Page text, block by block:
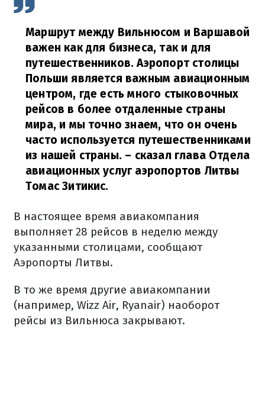
Маршрут между Вильнюсом и Варшавой
важен как для бизнеса, так и для
путешественников. Аэропорт столицы
Польши является важным авиационным
центром, где есть много стыковочных
рейсов в более отдаленные страны
мира, и мы точно знаем, что он очень
часто используется путешественниками
из нашей страны. – сказал глава Отдела
авиационных услуг аэропортов Литвы
Томас Зитикис.
В настоящее время авиакомпания
выполняет 28 рейсов в неделю между
указанными столицами, сообщают
Аэропорты Литвы.
В то же время другие авиакомпании
(например, Wizz Air, Ryanair) наоборот
рейсы из Вильнюса закрывают.